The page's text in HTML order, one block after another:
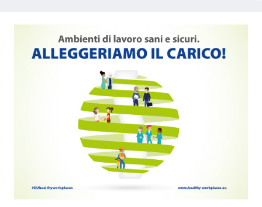
Campagna Eu-Osha 2020-2022, il